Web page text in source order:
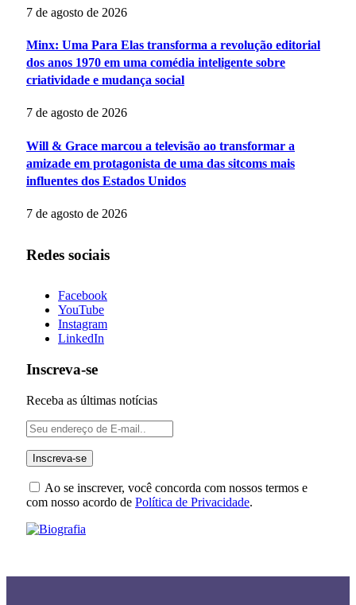
7 de agosto de 2026
Minx: Uma Para Elas transforma a revolução editorial
dos anos 1970 em uma comédia inteligente sobre
criatividade e mudança social
7 de agosto de 2026
Will & Grace marcou a televisão ao transformar a
amizade em protagonista de uma das sitcoms mais
influentes dos Estados Unidos
7 de agosto de 2026
Redes sociais
Facebook
YouTube
Instagram
LinkedIn
Inscreva-se
Receba as últimas notícias
Ao se inscrever, você concorda com nossos termos e
com nosso acordo de Política de Privacidade.